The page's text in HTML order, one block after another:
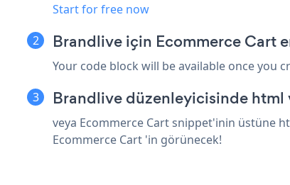
Start for free now
Brandlive için Ecommerce Cart
Your code block will be available once you
Brandlive düzenleyicisinde
veya Ecommerce Cart snippet'inin üstüne
Ecommerce Cart 'in görünecek!